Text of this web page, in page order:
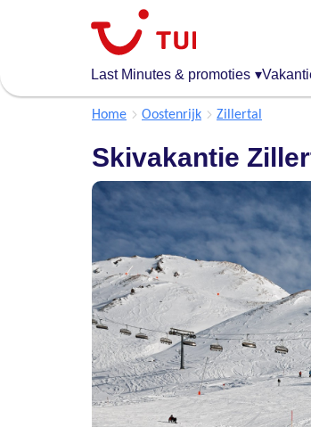
algemene
Last Minutes & promoties ▾
Home Oostenrijk Zillertal
Skivakantie